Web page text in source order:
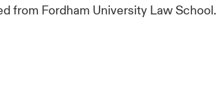
from Fordham University Law School.